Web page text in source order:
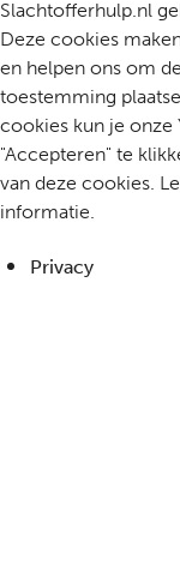
Slachtofferhulp.nl
Deze cookies
en helpen ons om
toestemming
cookies kun je onze
"Accepteren" te
van deze cookies.
informatie.
Privacy